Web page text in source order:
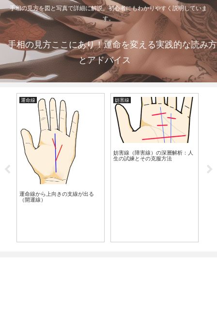
手相の見方を図と写真で詳細に解説。初心者にもわかりやすく説明していま
す。
手相の見方ここにあり！運命を変える実践的な読み方
とアドバイス
運命線
運命線から上向きの支線が出る
（開運線）
妨害線
妨害線（障害線）の深層解析：人
生の試練とその克服方法